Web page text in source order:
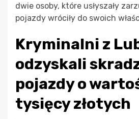
dwie osoby, które usłyszały
pojazdy wróciły do swoich
Kryminalni z
odzyskali
pojazdy o
tysięcy złotych